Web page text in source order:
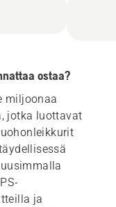
ostaa?
miljoonaa
jotka luottavat
ja